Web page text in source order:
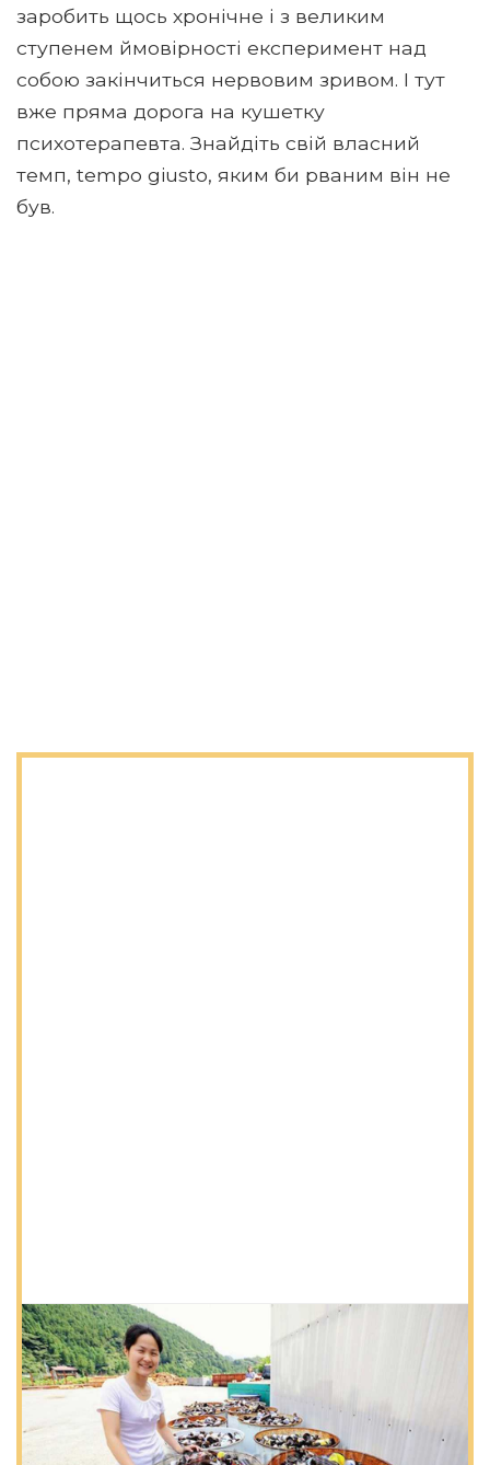
заробить щось хронічне і з великим
ступенем ймовірності експеримент над
собою закінчиться нервовим зривом. І тут
вже пряма дорога на кушетку
психотерапевта. Знайдіть свій власний
темп, tempo giusto, яким би рваним він не
був.